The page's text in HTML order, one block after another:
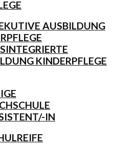
AUSBILDUNG
KINDERPFLEGE
IN